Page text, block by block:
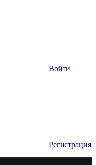
Войти
Регистрация